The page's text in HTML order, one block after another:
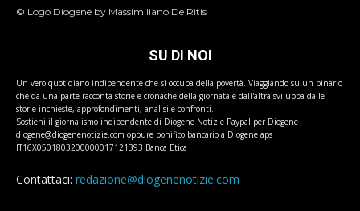
© Logo Diogene by Massimiliano De Ritis
SU DI NOI
Un vero quotidiano indipendente che si occupa della povertà. Viaggiando su un binario
che da una parte racconta storie e cronache della giornata e dall'altra sviluppa dalle
storie inchieste, approfondimenti, analisi e confronti.
Sostieni il giornalismo indipendente di Diogene Notizie Paypal per Diogene
diogene@diogenenotizie.com oppure bonifico bancario a Diogene aps
IT16X0501803200000017121393 Banca Etica
Contattaci: redazione@diogenenotizie.com